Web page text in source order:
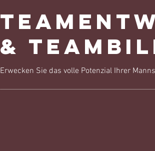
&
Erwecken Sie das volle Potenzial Ihrer